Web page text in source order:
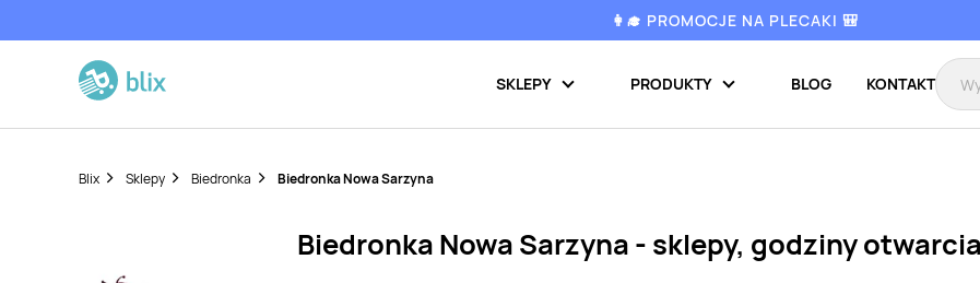
👩‍🎓 PROMOCJE NA PLECAKI 🎒
SKLEPY PRODUKTY BLOG KONTAKT
Blix Sklepy Biedronka Biedronka Nowa Sarzyna
Biedronka Nowa Sarzyna - sklepy, godziny